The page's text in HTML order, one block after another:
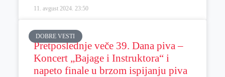
11. avgust 2024. 23:50
DOBRE VESTI
Pretposlednje veče 39. Dana piva –
Koncert „Bajage i Instruktora“ i
napeto finale u brzom ispijanju piva